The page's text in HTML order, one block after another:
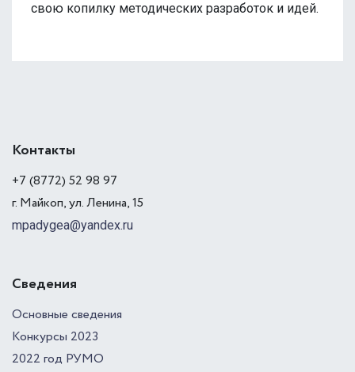
свою копилку методических разработок и идей.
Контакты
+7 (8772) 52 98 97
г. Майкоп, ул. Ленина, 15
mpadygea@yandex.ru
Сведения
Основные сведения
Конкурсы 2023
2022 год РУМО